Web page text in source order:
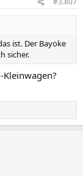
ist. Der Bayoke
sicher.